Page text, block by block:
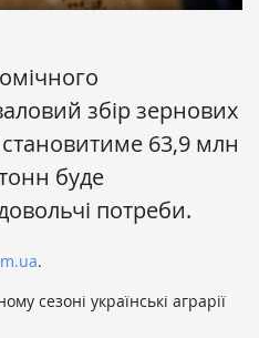
збір зернових
63,9 млн
буде
потреби.
.
сезоні українські аграрії